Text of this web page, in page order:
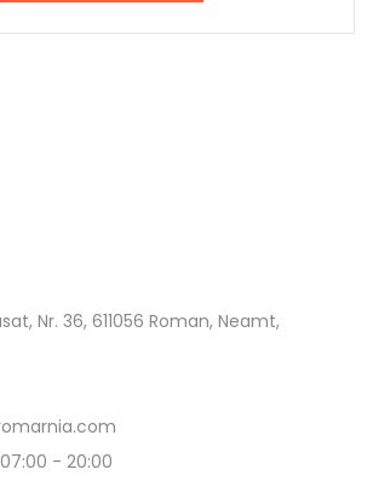
Nr. 36, 611056 Roman, Neamt,
- 20:00